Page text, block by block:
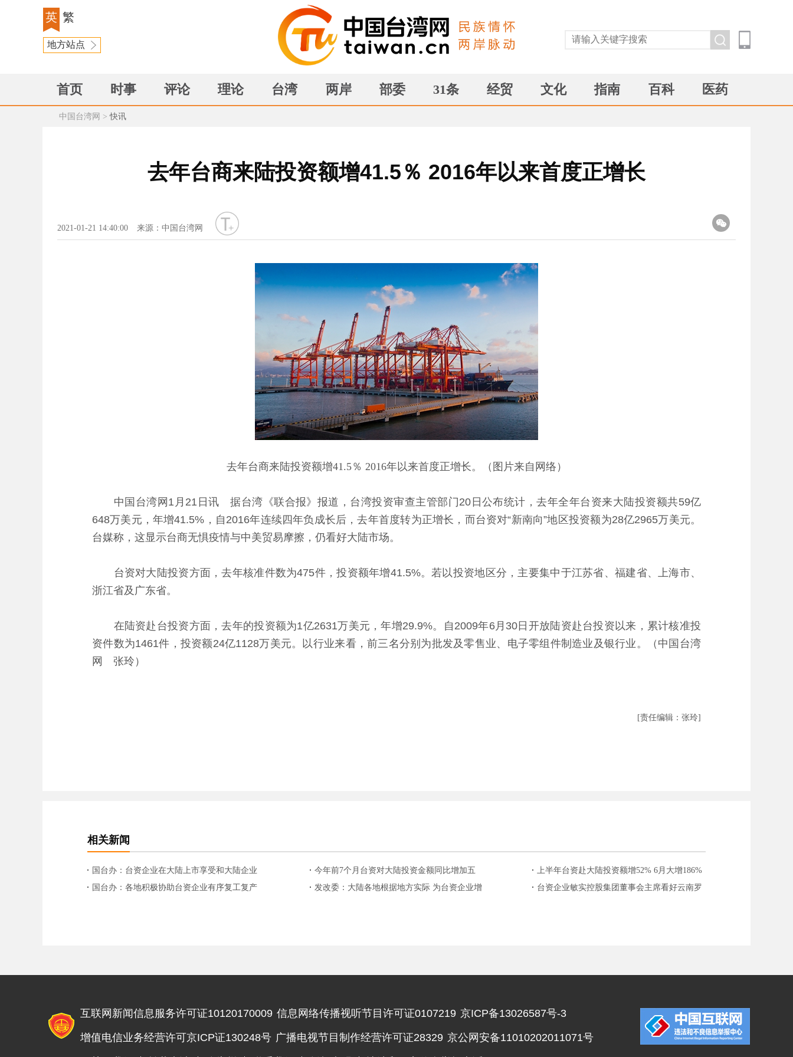
英 繁
地方站点
首页 时事 评论 理论 台湾 两岸 部委 31条 经贸 文化 指南 百科 医药
中国台湾网 >快讯
去年台商来陆投资额增41.5％ 2016年以来首度正增长
2021-01-21 14:40:00 来源：中国台湾网
字号
去年台商来陆投资额增41.5％ 2016年以来首度正增长。（图片来自网络）
中国台湾网1月21日讯 据台湾《联合报》报道，台湾投资审查主管部门20日公布统计，去年全年台资来大陆投资额共59亿
648万美元，年增41.5%，自2016年连续四年负成长后，去年首度转为正增长，而台资对“新南向”地区投资额为28亿2965万美元。
台媒称，这显示台商无惧疫情与中美贸易摩擦，仍看好大陆市场。
台资对大陆投资方面，去年核准件数为475件，投资额年增41.5%。若以投资地区分，主要集中于江苏省、福建省、上海市、
浙江省及广东省。
在陆资赴台投资方面，去年的投资额为1亿2631万美元，年增29.9%。自2009年6月30日开放陆资赴台投资以来，累计核准投
资件数为1461件，投资额24亿1128万美元。以行业来看，前三名分别为批发及零售业、电子零组件制造业及银行业。（中国台湾
网 张玲）
[责任编辑：张玲]
相关新闻
国台办：台资企业在大陆上市享受和大陆企业
完全一样的同等待遇
今年前7个月台资对大陆投资金额同比增加五
成
上半年台资赴大陆投资额增52% 6月大增186%
国台办：各地积极协助台资企业有序复工复产
发改委：大陆各地根据地方实际 为台资企业增
台资企业敏实控股集团董事会主席看好云南罗
互联网新闻信息服务许可证10120170009 信息网络传播视听节目许可证0107219 京ICP备13026587号-3
增值电信业务经营许可京ICP证130248号 广播电视节目制作经营许可证28329 京公网安备11010202011071号
违法和不良信息举报电话